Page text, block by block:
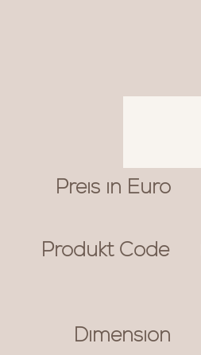
Preis in Euro
Produkt Code
Dimension